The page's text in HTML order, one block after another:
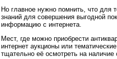
Но главное нужно помнить, что для
знаний для совершения выгодной
информацию с интернета.
Мест, где можно приобрести
интернет аукционы или
тщательно её осмотреть на